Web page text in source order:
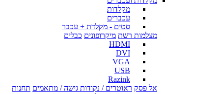
מקלדות
עכברים
סטים - מקלדת + עכבר
מצלמות רשת מיקרופונים כבלים
HDMI
DVI
VGA
USB
Razink
אל פסק ראוטרים / נקודות גישה / מתאמים תחנות